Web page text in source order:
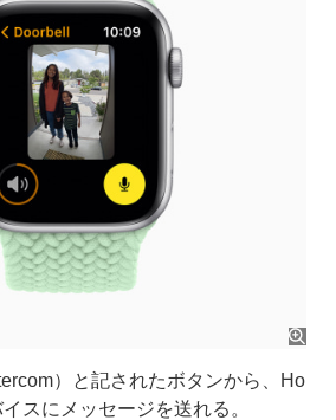
）と記されたボタンから、Ho
スにメッセージを送れる。